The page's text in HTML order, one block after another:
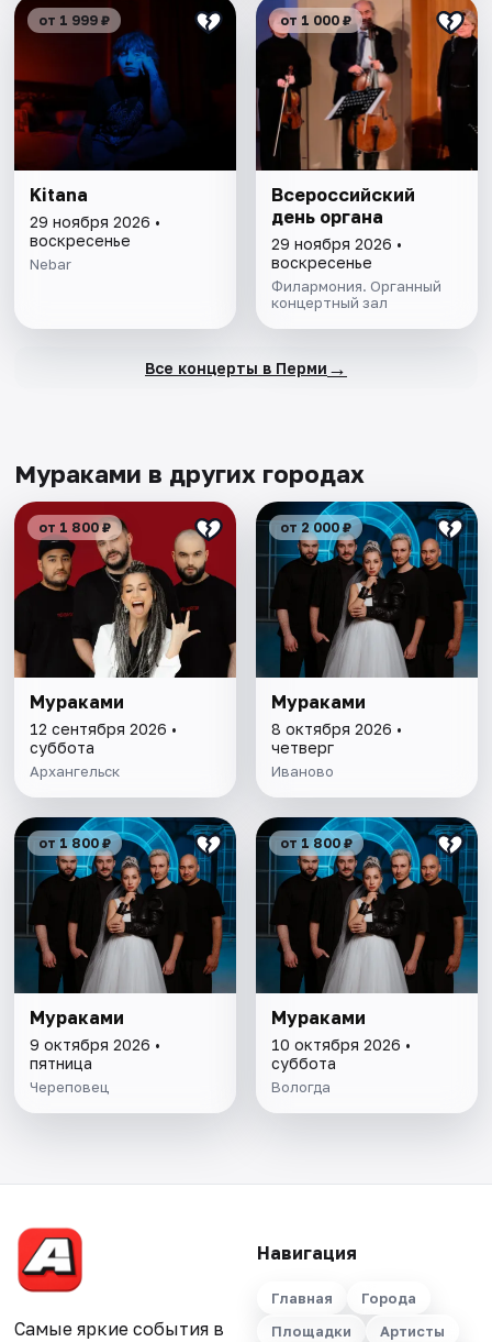
от 1 999 ₽
Kitana
29 ноября 2026 •
воскресенье
Nebar
от 1 000 ₽
Всероссийский
день органа
29 ноября 2026 •
воскресенье
Филармония. Органный
концертный зал
Все концерты в Перми →
Мураками в других городах
от 1 800 ₽
Мураками
12 сентября 2026 •
суббота
Архангельск
от 2 000 ₽
Мураками
8 октября 2026 •
четверг
Иваново
от 1 800 ₽
Мураками
9 октября 2026 •
пятница
Череповец
от 1 800 ₽
Мураками
10 октября 2026 •
суббота
Вологда
Самые яркие события в
Навигация
Главная
Города
Площадки
Артисты